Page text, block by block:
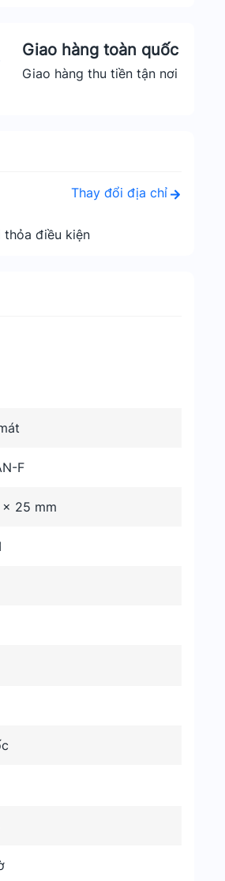
Giao hàng toàn quốc
Giao hàng thu tiền tận nơi
Thay đổi địa chỉ
thỏa điều kiện
F
x 25 mm